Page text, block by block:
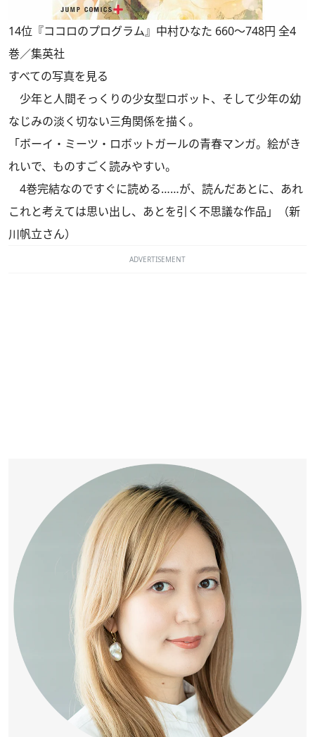
14位『ココロのプログラム』中村ひなた 660～748円 全4
巻／集英社
すべての写真を見る
少年と人間そっくりの少女型ロボット、そして少年の幼
なじみの淡く切ない三角関係を描く。
「ボーイ・ミーツ・ロボットガールの青春マンガ。絵がき
れいで、ものすごく読みやすい。
4巻完結なのですぐに読める……が、読んだあとに、あれ
これと考えては思い出し、あとを引く不思議な作品」（新
川帆立さん）
ADVERTISEMENT